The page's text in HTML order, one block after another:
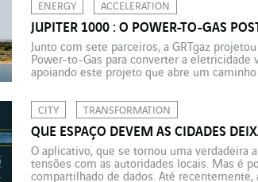
ENERGY ACCELERATION
JUPITER 1000 : O POWER-TO-GAS
Junto com sete parceiros, a GRTgaz
Power-to-Gas para converter a
apoiando este projeto que abre um
CITY TRANSFORMATION
QUE ESPAÇO DEVEM AS CIDADES
O aplicativo, que se tornou uma verdadeira
tensões com as autoridades locais. Mas é
compartilhado de dados. Até